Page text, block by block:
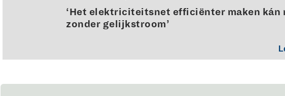
‘Het elektriciteitsnet efficiënter maken kán
zonder gelijkstroom’